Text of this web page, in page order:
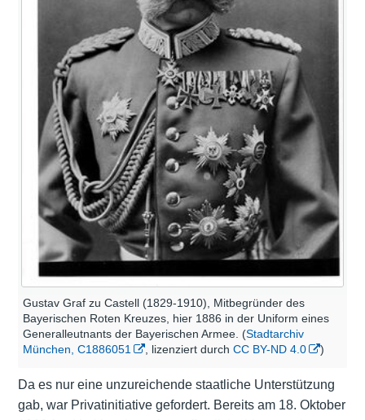
Gustav Graf zu Castell (1829-1910), Mitbegründer des
Bayerischen Roten Kreuzes, hier 1886 in der Uniform eines
Generalleutnants der Bayerischen Armee. (Stadtarchiv
München, C1886051
, lizenziert durchCC BY-ND 4.0 )
Da es nur eine unzureichende staatliche Unterstützung
gab, war Privatinitiative gefordert. Bereits am 18. Oktober